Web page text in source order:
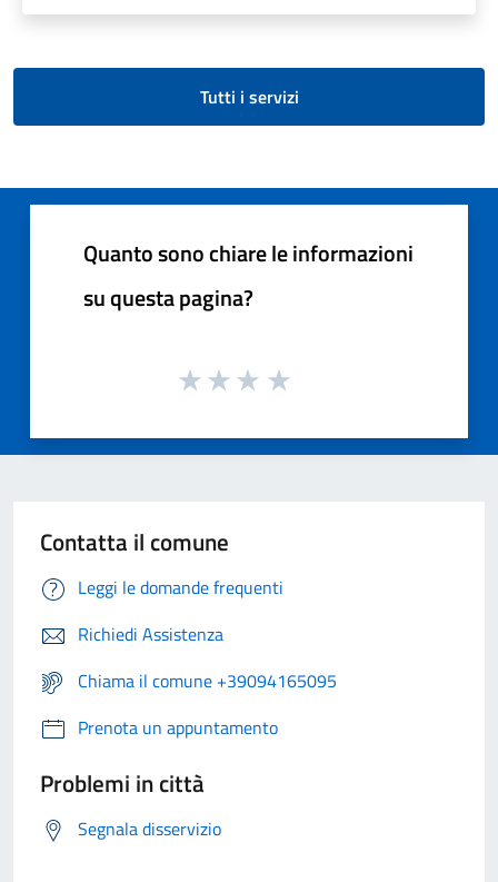
Tutti i servizi
Quanto sono chiare le informazioni
su questa pagina?
Contatta il comune
Leggi le domande frequenti
Richiedi Assistenza
Chiama il comune +39094165095
Prenota un appuntamento
Problemi in città
Segnala disservizio